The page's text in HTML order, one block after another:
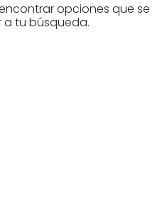
opciones que se
a tu búsqueda.